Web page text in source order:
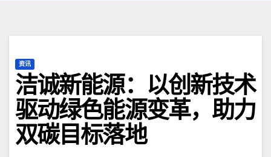
资讯
洁诚新能源：以创新技术
驱动绿色能源变革，助力
双碳目标落地